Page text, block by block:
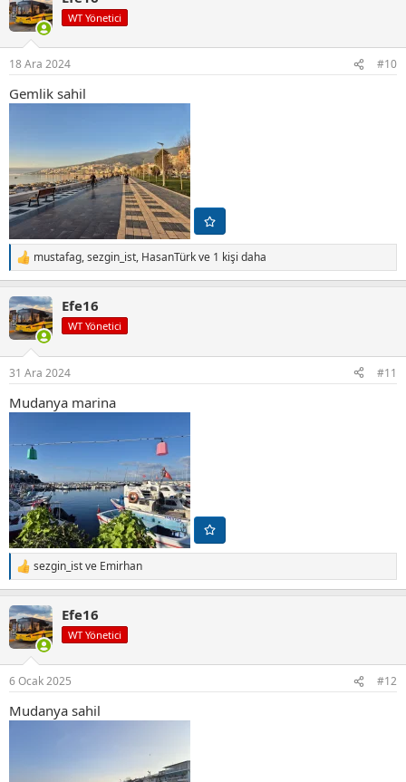
i
l
:
WT Yönetici
18 Ara 2024 #10
Gemlik sahil
T
e
k
i
l
mustafag,sezgin_ist, HasanTürkve 1 kişi daha
Efe16
WT Yönetici
31 Ara 2024 #11
Mudanya marina
T
e
k
i
l
sezgin_istve Emirhan
Efe16
WT Yönetici
6 Ocak 2025 #12
Mudanya sahil